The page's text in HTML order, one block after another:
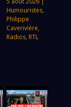
Humouristes,
Philippe
Caverivière,
Radios, RTL